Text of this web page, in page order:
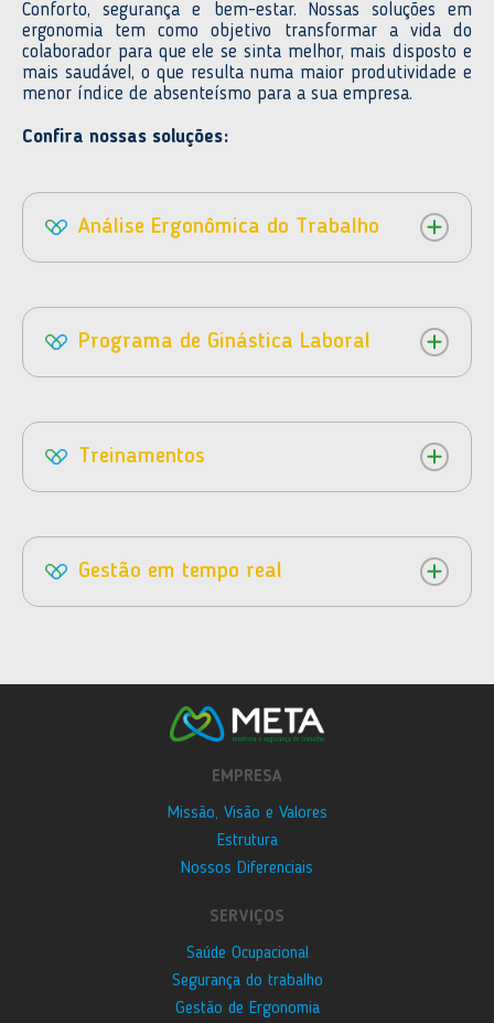
Conforto, segurança e bem-estar. Nossas soluções em
ergonomia tem como objetivo transformar a vida do
colaborador para que ele se sinta melhor, mais disposto e
mais saudável, o que resulta numa maior produtividade e
menor índice de absenteísmo para a sua empresa.
Confira nossas soluções:
Análise Ergonômica do Trabalho
Programa de Ginástica Laboral
Treinamentos
Gestão em tempo real
EMPRESA
Missão, Visão e Valores
Estrutura
Nossos Diferenciais
SERVIÇOS
Saúde Ocupacional
Segurança do trabalho
Gestão de Ergonomia